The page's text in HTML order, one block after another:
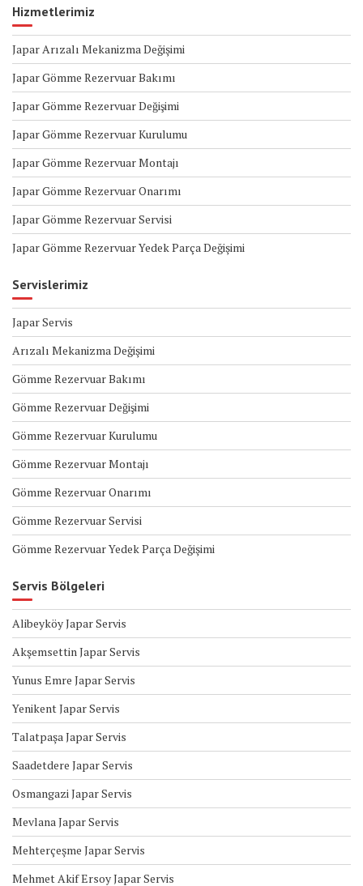
Hizmetlerimiz
Japar Arızalı Mekanizma Değişimi
Japar Gömme Rezervuar Bakımı
Japar Gömme Rezervuar Değişimi
Japar Gömme Rezervuar Kurulumu
Japar Gömme Rezervuar Montajı
Japar Gömme Rezervuar Onarımı
Japar Gömme Rezervuar Servisi
Japar Gömme Rezervuar Yedek Parça Değişimi
Servislerimiz
Japar Servis
Arızalı Mekanizma Değişimi
Gömme Rezervuar Bakımı
Gömme Rezervuar Değişimi
Gömme Rezervuar Kurulumu
Gömme Rezervuar Montajı
Gömme Rezervuar Onarımı
Gömme Rezervuar Servisi
Gömme Rezervuar Yedek Parça Değişimi
Servis Bölgeleri
Alibeyköy Japar Servis
Akşemsettin Japar Servis
Yunus Emre Japar Servis
Yenikent Japar Servis
Talatpaşa Japar Servis
Saadetdere Japar Servis
Osmangazi Japar Servis
Mevlana Japar Servis
Mehterçeşme Japar Servis
Mehmet Akif Ersoy Japar Servis